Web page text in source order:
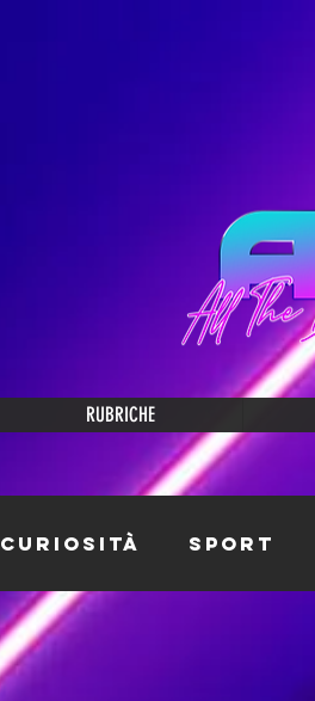
RUBRICHE
Curiosità Sport